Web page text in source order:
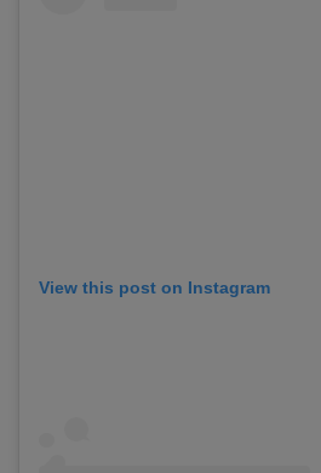
View this post on Instagram